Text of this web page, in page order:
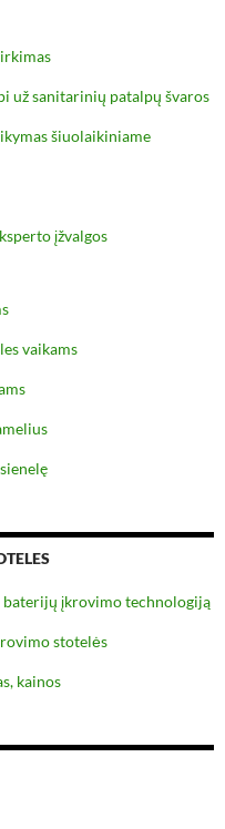
už sanitarinių patalpų švaros
šiuolaikiniame
įžvalgos
vaikams
įkrovimo technologiją
stotelės
kainos